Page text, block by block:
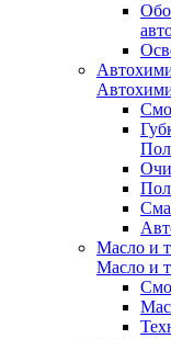
Масло и
Масло и